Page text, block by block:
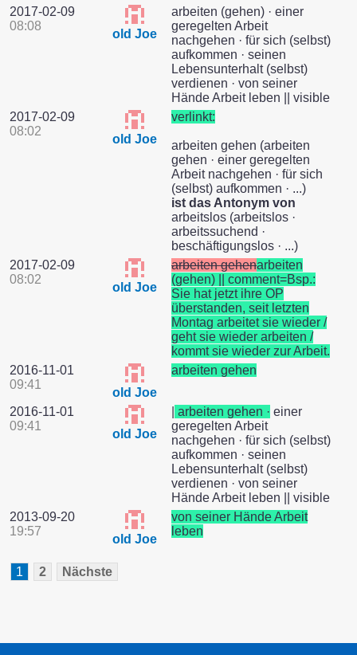
2017-02-09
08:08
old Joe
arbeiten (gehen) · einer
geregelten Arbeit
nachgehen · für sich (selbst)
aufkommen · seinen
Lebensunterhalt (selbst)
verdienen · von seiner
Hände Arbeit leben || visible
2017-02-09
08:02
old Joe
verlinkt:
arbeiten gehen (arbeiten
gehen · einer geregelten
Arbeit nachgehen · für sich
(selbst) aufkommen · ...)
ist das Antonym von
arbeitslos (arbeitslos ·
arbeitssuchend ·
beschäftigungslos · ...)
2017-02-09
08:02
old Joe
arbeiten gehenarbeiten
(gehen) || comment=Bsp.:
Sie hat jetzt ihre OP
überstanden, seit letzten
Montag arbeitet sie wieder /
geht sie wieder arbeiten /
kommt sie wieder zur Arbeit.
2016-11-01
09:41
old Joe
arbeiten gehen
2016-11-01
09:41
old Joe
arbeiten gehen · einer
geregelten Arbeit
nachgehen · für sich (selbst)
aufkommen · seinen
Lebensunterhalt (selbst)
verdienen · von seiner
Hände Arbeit leben || visible
2013-09-20
19:57
old Joe
von seiner Hände Arbeit
leben
1 2 Nächste